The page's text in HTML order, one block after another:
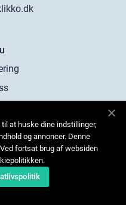
oss
at huske dine indstillinger,
og annoncer. Denne
fortsat brug af websiden